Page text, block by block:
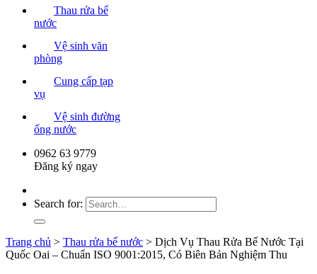
Thau rửa bể
nước
Vệ sinh văn
phòng
Cung cấp tạp
vụ
Vệ sinh đường
ống nước
0962 63 9779
Đăng ký ngay
Search for:
Trang chủ > Thau rửa bể nước > Dịch Vụ Thau Rửa Bể Nước Tại
Quốc Oai – Chuẩn ISO 9001:2015, Có Biên Bản Nghiệm Thu